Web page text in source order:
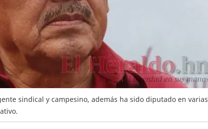
sindical y campesino, además ha sido diputado en varias